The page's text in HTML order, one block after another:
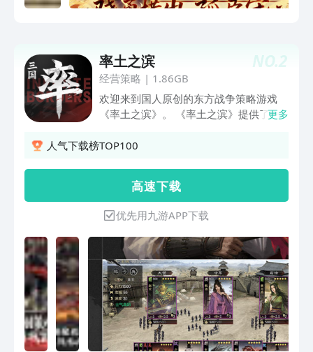
NO.2
率土之滨
经营策略 | 1.86GB
欢迎来到国人原创的东方战争策略游戏
《率土之滨》。 《率土之滨》提供了一
众多玩家组建同盟，一起在这汉末大争之
弈】玩家在游戏中作出的策略抉择，小到
寸土，大到国策，都有可能影响到游戏的
走势和结局。 【著名战役】玩家可在游
戏中与历史名人直接碰撞，投身三国著名
战役的现场：赤壁鏖战、官渡争锋、群雄
讨董、群雄逐鹿……成为时代的见证者，
但
更多
人气下载榜TOP100
高 速 下 载
优先用九游APP下载